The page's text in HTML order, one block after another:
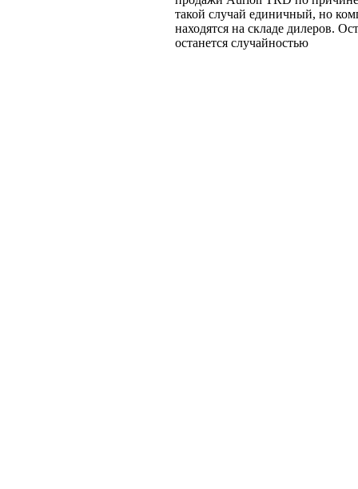
такой случай единичный, но
находятся на складе дилеров.
останется случайностью